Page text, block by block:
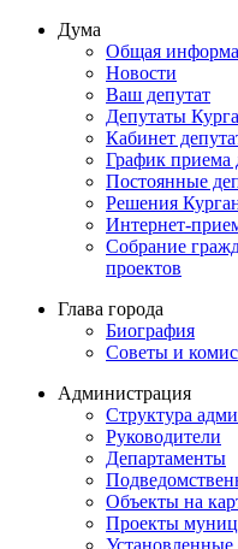
Дума
Общая
Новости
Ваш депутат
Депутаты
Кабинет
График приема
Постоянные
Решения
Интернет-
Собрание
проектов
Глава города
Биография
Советы и
Администрация
Структура
Руководители
Департаменты
Объекты на
Проекты